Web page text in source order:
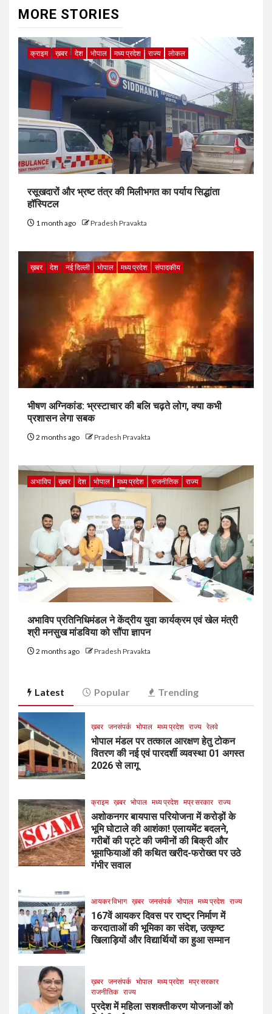
MORE STORIES
क्राइम ख़बर देश भोपाल मध्य प्रदेश राज्य लोकल
रसूखदारों और भ्रष्ट तंत्र की मिलीभगत का पर्याय सिद्धांता
हॉस्पिटल
1 month ago Pradesh Pravakta
ख़बर देश नई दिल्ली भोपाल मध्य प्रदेश संपादकीय
भीषण अग्निकांड: भ्रस्टाचार की बलि चढ़ते लोग, क्या कभी
प्रशासन लेगा सबक
2 months ago Pradesh Pravakta
अभाविप ख़बर देश भोपाल मध्य प्रदेश राजनीतिक राज्य
अभाविप प्रतिनिधिमंडल ने केंद्रीय युवा कार्यक्रम एवं खेल मंत्री
श्री मनसुख मांडविया को सौंपा ज्ञापन
2 months ago Pradesh Pravakta
Latest Popular Trending
ख़बर जनसंपर्क भोपाल मध्य प्रदेश राज्य रेलवे
भोपाल मंडल पर तत्काल आरक्षण हेतु टोकन
वितरण की नई एवं पारदर्शी व्यवस्था 01 अगस्त
2026 से लागू
क्राइम ख़बर भोपाल मध्य प्रदेश मप्र सरकार राज्य
अशोकनगर बायपास परियोजना में करोड़ों के
भूमि घोटाले की आशंका! एलायमेंट बदलने,
गरीबों की पट्टे की जमीनों की बिक्री और
भूमाफियाओं की कथित खरीद-फरोख्त पर उठे
गंभीर सवाल
आयकर विभाग ख़बर जनसंपर्क भोपाल मध्य प्रदेश राज्य
167वें आयकर दिवस पर राष्ट्र निर्माण में
करदाताओं की भूमिका का संदेश, उत्कृष्ट
खिलाड़ियों और विद्यार्थियों का हुआ सम्मान
ख़बर जनसंपर्क भोपाल मध्य प्रदेश मप्र सरकार
राजनीतिक राज्य
प्रदेश में महिला सशक्तीकरण योजनाओं को